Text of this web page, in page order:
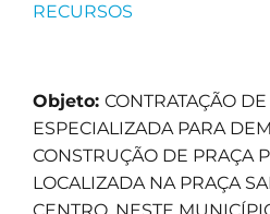
RECURSOS
Objeto: CONTRATAÇÃO
ESPECIALIZADA PARA
CONSTRUÇÃO DE PRAÇA
LOCALIZADA NA PRAÇA